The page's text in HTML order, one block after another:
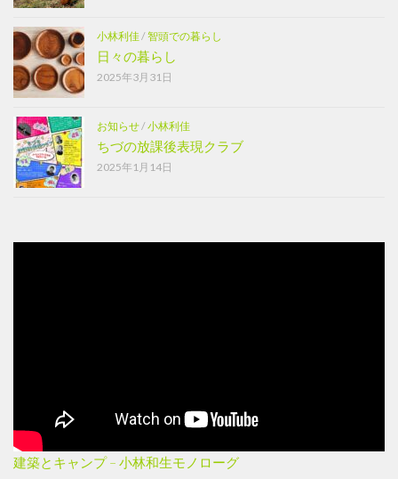
小林利佳/智頭での暮らし
日々の暮らし
2025年3月31日
お知らせ/小林利佳
ちづの放課後表現クラブ
2025年1月14日
建築とキャンプ – 小林和生モノローグ